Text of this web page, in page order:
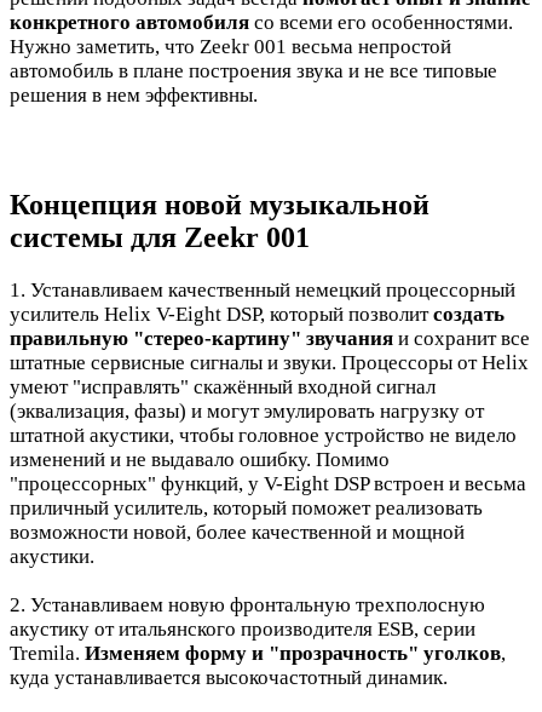
конкретного автомобиля со всеми его особенностями.
Нужно заметить, что Zeekr 001 весьма непростой
автомобиль в плане построения звука и не все типовые
решения в нем эффективны.
Концепция новой музыкальной
системы для Zeekr 001
1. Устанавливаем качественный немецкий процессорный
усилитель Helix V-Eight DSP, который позволитсоздать
правильную "стерео-картину" звучания и сохранит все
штатные сервисные сигналы и звуки. Процессоры от Helix
умеют "исправлять" скажённый входной сигнал
(эквализация, фазы) и могут эмулировать нагрузку от
штатной акустики, чтобы головное устройство не видело
изменений и не выдавало ошибку. Помимо
"процессорных" функций, у V-Eight DSP встроен и весьма
приличный усилитель, который поможет реализовать
возможности новой, более качественной и мощной
акустики.
2. Устанавливаем новую фронтальную трехполосную
акустику от итальянского производителя ESB, серии
Tremila. Изменяем форму и "прозрачность" уголков,
куда устанавливается высокочастотный динамик.